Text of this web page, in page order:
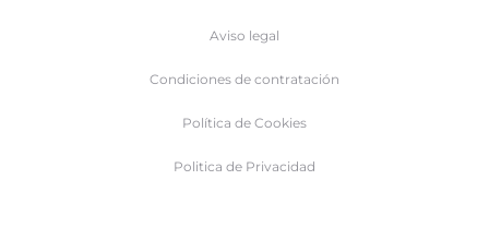
Aviso legal
Condiciones de contratación
Política de Cookies
Politica de Privacidad